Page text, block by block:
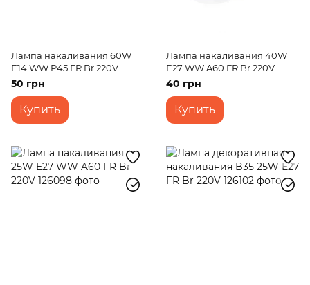
Лампа накаливания 60W
E14 WW P45 FR Br 220V
50 грн
Купить
Лампа накаливания 40W
E27 WW A60 FR Br 220V
40 грн
Купить